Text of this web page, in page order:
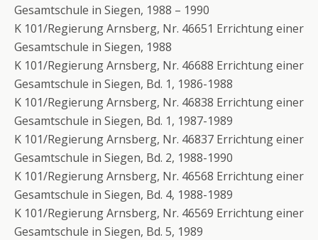
Gesamtschule in Siegen, 1988 – 1990
K 101/Regierung Arnsberg, Nr. 46651 Errichtung einer
Gesamtschule in Siegen, 1988
K 101/Regierung Arnsberg, Nr. 46688 Errichtung einer
Gesamtschule in Siegen, Bd. 1, 1986-1988
K 101/Regierung Arnsberg, Nr. 46838 Errichtung einer
Gesamtschule in Siegen, Bd. 1, 1987-1989
K 101/Regierung Arnsberg, Nr. 46837 Errichtung einer
Gesamtschule in Siegen, Bd. 2, 1988-1990
K 101/Regierung Arnsberg, Nr. 46568 Errichtung einer
Gesamtschule in Siegen, Bd. 4, 1988-1989
K 101/Regierung Arnsberg, Nr. 46569 Errichtung einer
Gesamtschule in Siegen, Bd. 5, 1989